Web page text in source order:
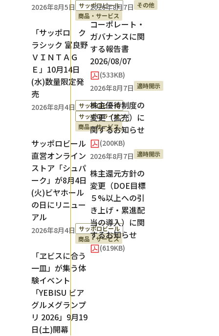
2026年8月5日 サッポロビール
商品・サービス
「サッポロ ク
ラシック 富良野
ＶＩＮＴＡＧ
Ｅ」10月14日
(水)数量限定発
売
2026年8月4日 サッポロビール
サッポロライオン
商品・サービス
サッポロビール
直営オンライン
ストア「シュパ
ーク」が8月4日
(火)ビヤホール
の日にリニュー
アル
2026年8月4日 サッポロビール
商品・サービス
「ヱビスに合う
一皿」が集う体
験イベント
「YEBISU ビア
グルメグランプ
リ 2026」9月19
日(土)開幕
2026年8月7日 その他
コーポレート・
ガバナンスに関
する報告書
2026/08/07
(533KB)
2026年8月7日 適時開示
株主優待制度の
変更（拡充）に
関するお知らせ
(200KB)
2026年8月7日 適時開示
株主還元方針の
変更（DOE目標
５%以上への引
き上げ・累進配
当の導入）に関
するお知らせ
(619KB)